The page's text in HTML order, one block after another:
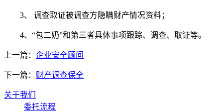
3、 调查取证被调查方隐瞒财产情况资料；
4、“包二奶”和第三者具体事项跟踪、调查、取证等。
上一篇： 企业安全顾问
下一篇： 财产调查保全
关于我们
委托流程